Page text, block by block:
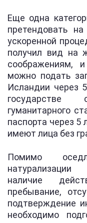
Еще одна
претендовать
ускоренной
получил вид на
соображениям,
можно подать
Исландии через
гуманитарного
паспорта через 5
имеют лица без
Помимо
наличие
пребывание,
подтверждение
необходимо